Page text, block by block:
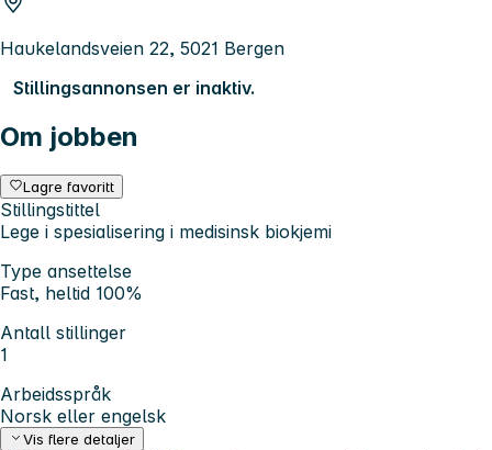
Haukelandsveien 22, 5021 Bergen
Stillingsannonsen er inaktiv.
Om jobben
Lagre favoritt
Stillingstittel
Lege i spesialisering i medisinsk biokjemi
Type ansettelse
Fast, heltid 100%
Antall stillinger
1
Arbeidsspråk
Norsk eller engelsk
Vis flere detaljer